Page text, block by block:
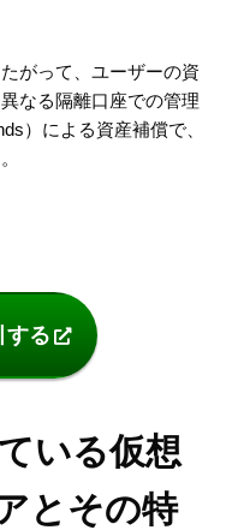
がって、ユーザーの資
なる隔離口座での管理
）による資産補償で、
する
いる仮想
とその特